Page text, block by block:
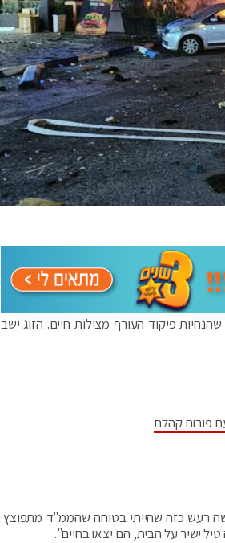
פיקוד העורף מצילות חיים. הזוג ישב
פורום קהלת
רעש כזה שהייתי בטוחה שהממ"ד מתפוצץ.
ישיר על הבית, הם יצאו בחיים".